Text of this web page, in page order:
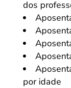
dos
por idade